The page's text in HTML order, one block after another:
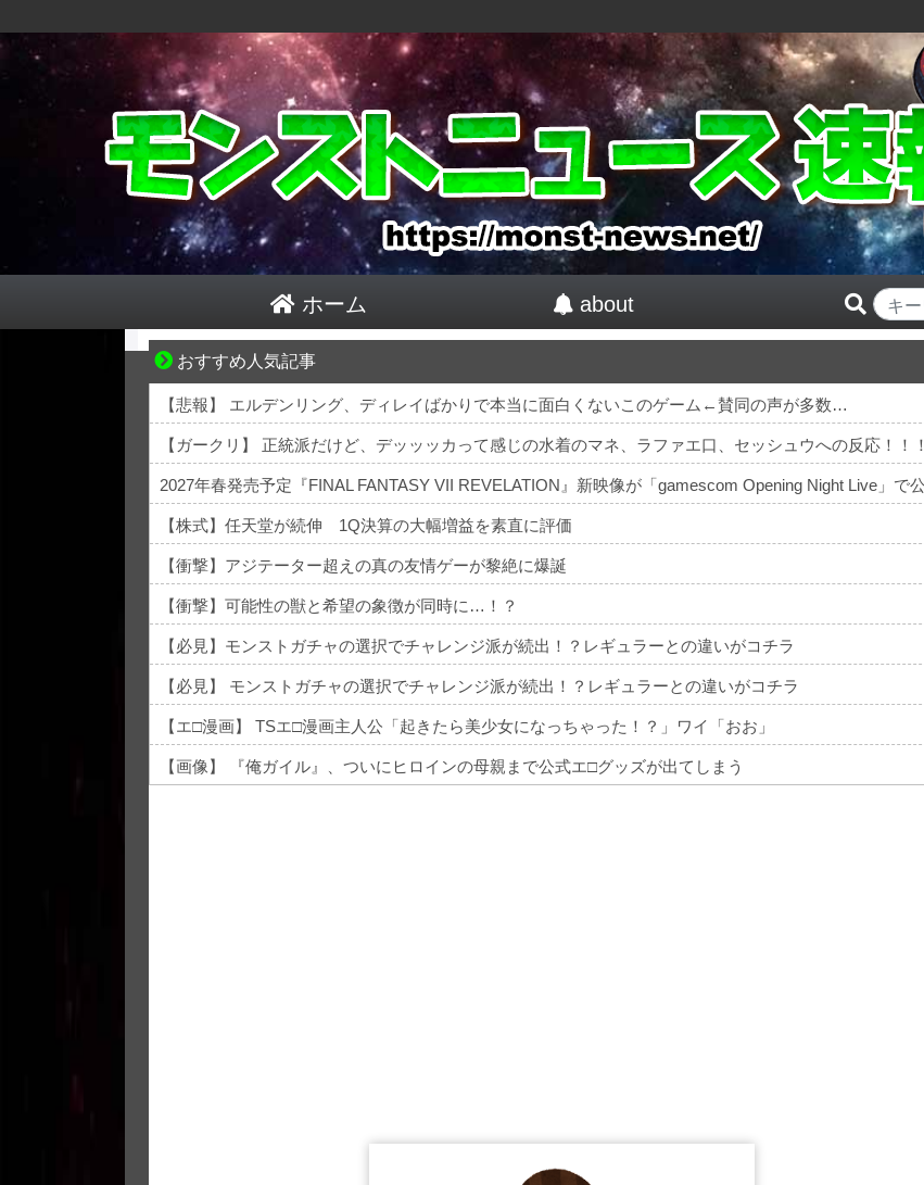
ホーム about
おすすめ人気記事
知らない土地で、主婦は孤独になる
【悲報】 エルデンリング、ディレイばかりで本当に面白くないこのゲーム←賛同の声が多数…
【ガークリ】 正統派だけど、デッッッカって感じの水着のマネ、ラファエ口、セッシュウへの反応！！！
【株式】任天堂が続伸 1Q決算の大幅増益を素直に評価
【衝撃】アジテーター超えの真の友情ゲーが黎絶に爆誕
【衝撃】可能性の獣と希望の象徴が同時に…！？
【必見】モンストガチャの選択でチャレンジ派が続出！？レギュラーとの違いがコチラ
【必見】 モンストガチャの選択でチャレンジ派が続出！？レギュラーとの違いがコチラ
【エ□漫画】 TSエ□漫画主人公「起きたら美少女になっちゃった！？」ワイ「おお」
【画像】 『俺ガイル』、ついにヒロインの母親まで公式エ□グッズが出てしまう